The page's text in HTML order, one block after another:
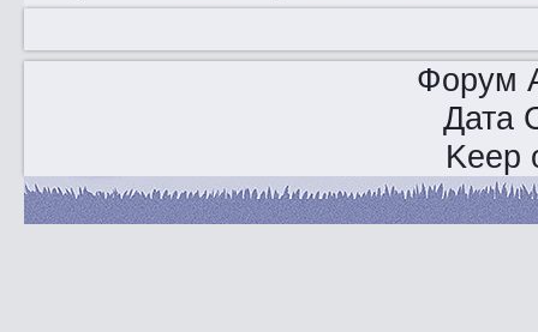
Форум
Дата
Keep